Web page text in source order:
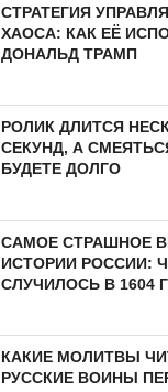
СТРАТЕГИЯ
ХАОСА: КАК ЕЁ
ДОНАЛЬД ТРАМП
РОЛИК ДЛИТСЯ
СЕКУНД, А
БУДЕТЕ ДОЛГО
САМОЕ СТРАШНОЕ
ИСТОРИИ РОССИИ:
СЛУЧИЛОСЬ В 1604
КАКИЕ МОЛИТВЫ
РУССКИЕ ВОИНЫ